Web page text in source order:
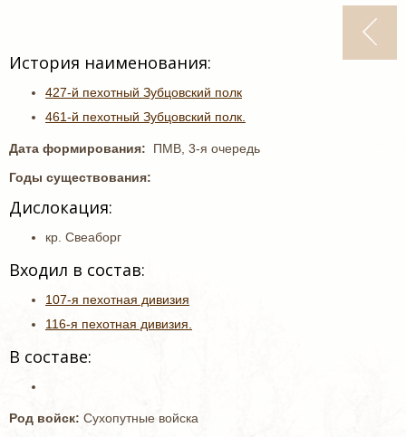
История наименования:
427-й пехотный Зубцовский полк
461-й пехотный Зубцовский полк.
Дата формирования:
ПМВ, 3-я очередь
Годы существования:
Дислокация:
кр. Свеаборг
Входил в состав:
107-я пехотная дивизия
116-я пехотная дивизия.
В составе:
Род войск: Сухопутные войска